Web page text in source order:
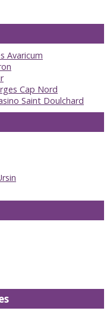
Avaricum
Cap Nord
Saint Doulchard